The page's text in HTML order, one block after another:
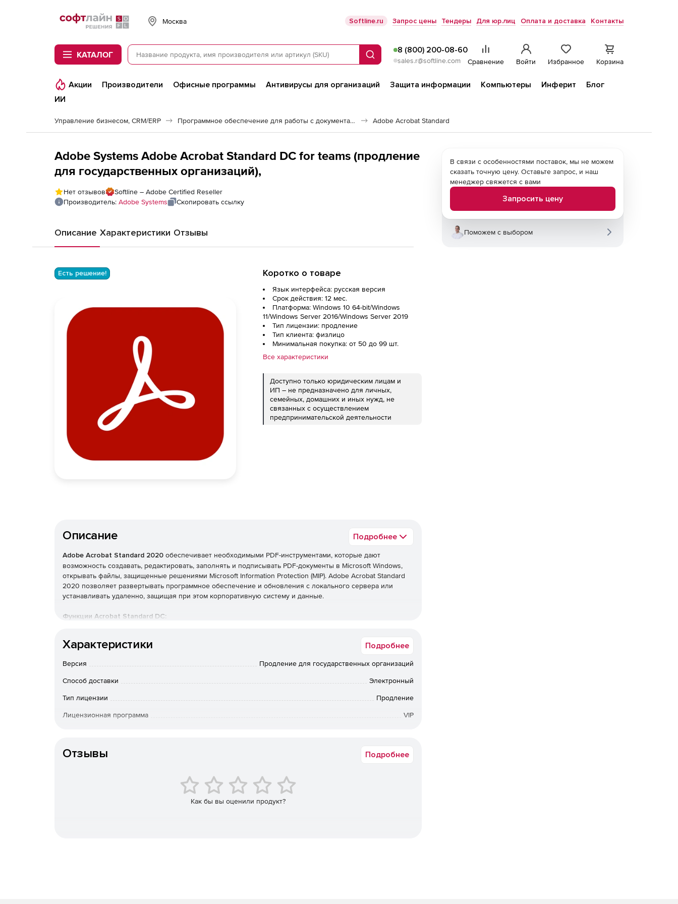
Softline
Москва Softline.ru Запрос цены Тендеры Для юр.лиц Оплата и доставка Контакты
КАТАЛОГ Поиск
8 (800) 200-08-60
sales.r@softline.com Сравнение Войти Избранное Корзина
Акции Производители Офисные программы Антивирусы для организаций Защита информации Компьютеры Инферит
Блог
ИИ
Управление бизнесом, CRM/ERP Программное обеспечение для работы с документами Adobe Acrobat Standard
Adobe Systems Adobe Acrobat Standard DC for teams (продление
для государственных организаций),
Нет отзывов
Softline – Adobe Certified Reseller
Производитель: Adobe Systems Скопировать ссылку
Описание Характеристики Отзывы
Есть решение! Коротко о товаре
Язык интерфейса: русская версия
Срок действия: 12 мес.
Платформа: Windows 10 64-bit/Windows
11/Windows Server 2016/Windows Server 2019
Тип лицензии: продление
Тип клиента: физлицо
Минимальная покупка: от 50 до 99 шт.
Все характеристики
Доступно только юридическим лицам и
ИП – не предназначено для личных,
семейных, домашних и иных нужд, не
связанных с осуществлением
предпринимательской деятельности
Описание Подробнее
Adobe Acrobat Standard 2020 обеспечивает необходимыми PDF-инструментами, которые дают
возможность создавать, редактировать, заполнять и подписывать PDF-документы в Microsoft Windows,
открывать файлы, защищенные решениями Microsoft Information Protection (MIP). Adobe Acrobat Standard
2020 позволяет развертывать программное обеспечение и обновления с локального сервера или
устанавливать удаленно, защищая при этом корпоративную систему и данные.
Функции Acrobat Standard DC:
непосредственно в файле PDF. Добавление новых абзацев одним щелчком или касанием.
Экспорт из файлов PDF. Преобразование файлов PDF в исходные документы Microsoft Office с
хранящихся в формате PDF, в удобные для редактирования документы Microsoft Word. Превращение
мобильном устройстве, даже при работе вне офиса. Преобразование документов PDF в
практических любых форматов в формате PDF – для этого достаточно выбрать Adobe PDF в качестве
принтера. Сохранение отсканированных или сфотографированных документов в PDF и
преобразование страниц HTML в файлы PDF.
Характеристики Подробнее
Версия Продление для государственных организаций
Способ доставки Электронный
Тип лицензии Продление
Лицензионная программа VIP
Отзывы Подробнее
Как бы вы оценили продукт?
В связи с особенностями поставок, мы не можем
сказать точную цену. Оставьте запрос, и наш
менеджер свяжется с вами
Запросить цену
Поможем с выбором